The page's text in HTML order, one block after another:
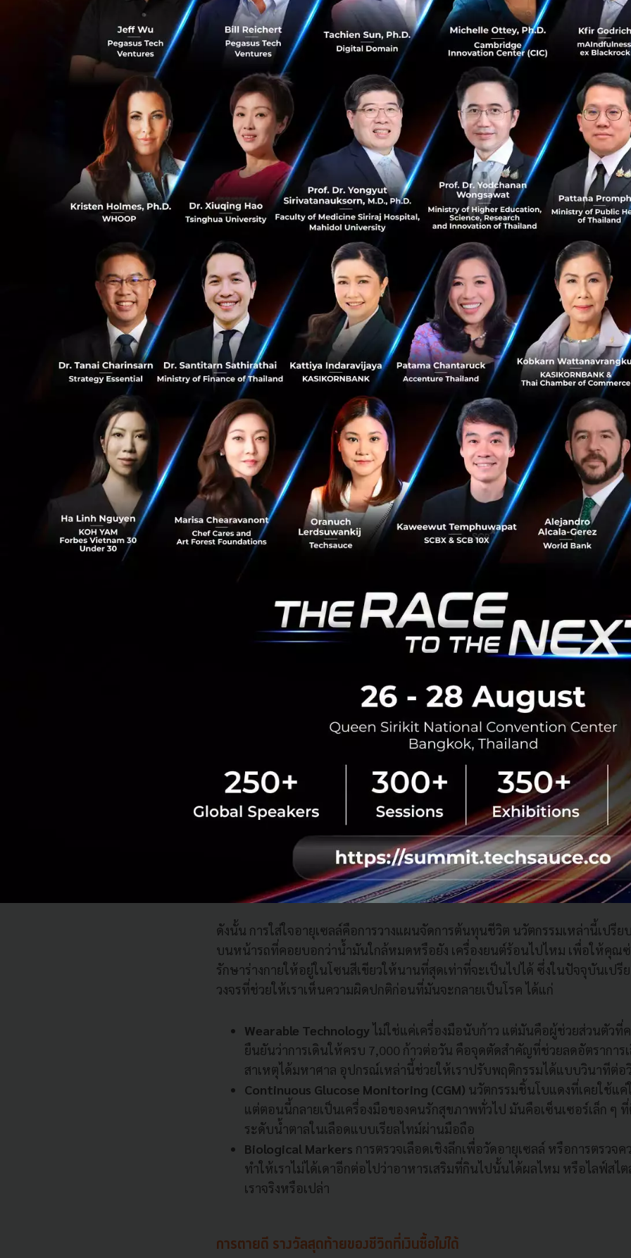
0
0
หากชีวิตคือกราฟแท่งที่ถูกระบายด้วย 2 สี
ช่วงสีฟ้าคือตัวแทนของ Healthspan หรือช่วงเวลาที่เราตื่นมาพร้อมพลังกา
และมีคุณภาพชีวิตที่ดี
ช่วงสีแดง
คือช่วงเวลาแห่งความเสื่อมถอยที่ร่างกายเริ่มประท้วง และเราอา
ไว้กับสายระโยงระยางหรือการพึ่งพาผู้อื่น
Data ที่น่าสนใจระบุว่า คนไทยมีช่องว่างของ
‘สีแดง’หรือช่วงเวลาแห่งความทุกข์
10 ปี โดยเฉพาะในกลุ่มผู้หญิงที่มักจะอายุยืนกว่า แต่ต้องทนเจ็บปวดนานกว่าเพศ
ดังนั้น นพ.ฉันชาย เผยว่า ความหมายของ Longevity ที่แท้จริง คือ เป้าการใช้ควา
ขยายสีฟ้าให้ยาวที่สุด และเมื่อถึงจุดที่ต้องเสื่อมถอยตามธรรมชาติ เราต้องบีบสีแ
เพื่อเปลี่ยนความทรมานที่ยาวนานให้เป็นการจากไปที่รวดเร็วและสงบ
จะหนุ่มหรือแก่ อายุในบัตรประชาชน vs อายุเซลล์ ใครคือตัวจริง?
ในโลกยุค 2026 เราไม่ได้นิยามความแก่ด้วยจำนวนเทียนบนเค้กวันเกิดอีกต่อไป เ
Age (อายุตามปฏิทิน) บอกได้แค่ว่าคุณอยู่บนโลกนี้มานานเท่าไหร่ แต่ Biological
ชีวภาพ) ต่างหากที่บอกว่าเครื่องยนต์ข้างในของคุณเหลือเวลาทำงานอีกนานแค่ไ
ร่างกายมนุษย์ประกอบด้วยเซลล์นับล้านล้านเซลล์ ซึ่งแต่ละเซลล์มีกลไกการเสื่อม
คนอายุ 60 ปี แต่ถ้าส่องกล้องลงไปดูระดับโมเลกุล กลับพบว่าเซลล์ยังแบ่งตัวได้ดี ก
น้อย และมีพลังงานล้นเหลือเหมือนคนอายุ 40 (เราเรียกกลุ่มนี้ว่าอยู่ใน โซนสีเขีย
ในทางกลับกัน วัยรุ่นอายุ 30 ที่สูบบุหรี่จัด อดนอนเรื้อรัง และเครียดสะสม อาจมีเ
สภาพล่วงหน้าไปถึงวัย 50 แล้ว
ดังนั้น การใส่ใจอายุเซลล์คือการวางแผนจัดการต้นทุนชีวิต นวัตกรรมเหล่านี้เปรีย
บนหน้ารถที่คอยบอกว่าน้ำมันใกล้หมดหรือยัง เครื่องยนต์ร้อนไปไหม เพื่อให้คุณ
รักษาร่างกายให้อยู่ในโซนสีเขียวให้นานที่สุดเท่าที่จะเป็นไปได้ ซึ่งในปัจจุบันเปรี
วงจรที่ช่วยให้เราเห็นความผิดปกติก่อนที่มันจะกลายเป็นโรค ได้แก่
Wearable Technology ไม่ใช่แค่เครื่องมือนับก้าว แต่มันคือผู้ช่วยส่วนตัวที่
ยืนยันว่าการเดินให้ครบ 7,000 ก้าวต่อวัน คือจุดตัดสำคัญที่ช่วยลดอัตราการ
สาเหตุได้มหาศาล อุปกรณ์เหล่านี้ช่วยให้เราปรับพฤติกรรมได้แบบวินาทีต่อ
Continuous Glucose Monitoring (CGM) นวัตกรรมชิ้นโบแดงที่เคยใช้แ
แต่ตอนนี้กลายเป็นเครื่องมือของคนรักสุขภาพทั่วไป มันคือเซ็นเซอร์เล็ก ๆ
ระดับน้ำตาลในเลือดแบบเรียลไทม์ผ่านมือถือ
Biological Markers การตรวจเลือดเชิงลึกเพื่อวัดอายุเซลล์ หรือการตรวจ
ทำให้เราไม่ได้เดาอีกต่อไปว่าอาหารเสริมที่กินไปนั้นได้ผลไหม หรือไลฟ์สไ
เราจริงหรือเปล่า
การตายดี รางวัลสุดท้ายของชีวิตที่เงินซื้อไม่ได้